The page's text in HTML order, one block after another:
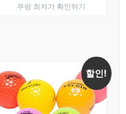
가
쿠팡 최저가 확인하기
할인!